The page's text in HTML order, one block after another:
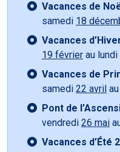
Vacances de
samedi 18
Vacances
19 février au lundi
Vacances de
samedi 22 avril
Pont de
vendredi 26 mai
Vacances d’Été